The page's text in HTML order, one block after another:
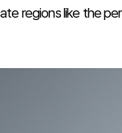
regions like the